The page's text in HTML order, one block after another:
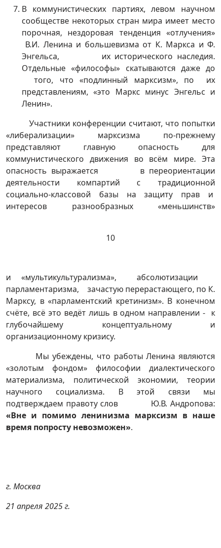
В коммунистических партиях, левом научном
сообществе некоторых стран мира имеет место
порочная, нездоровая тенденция «отлучения»
В.И. Ленина и большевизма от К. Маркса и Ф.
Энгельса, их исторического наследия.
Отдельные «философы» скатываются даже до
того, что «подлинный марксизм», по их
представлениям, «это Маркс минус Энгельс и
Ленин».
Участники конференции считают, что попытки
«либерализации» марксизма по-прежнему
представляют главную опасность для
коммунистического движения во всём мире. Эта
опасность выражается в переориентации
деятельности компартий с традиционной
социально-классовой базы на защиту прав и
интересов разнообразных «меньшинств»
10
и «мультикультурализма», абсолютизации
парламентаризма, зачастую перерастающего, по К.
Марксу, в «парламентский кретинизм». В конечном
счёте, всё это ведёт лишь в одном направлении - к
глубочайшему концептуальному и
организационному кризису.
Мы убеждены, что работы Ленина являются
«золотым фондом» философии диалектического
материализма, политической экономии, теории
научного социализма. В этой связи мы
подтверждаем правоту слов Ю.В. Андропова:
«Вне и помимо ленинизма марксизм в наше
время попросту невозможен».
г. Москва
21 апреля 2025 г.